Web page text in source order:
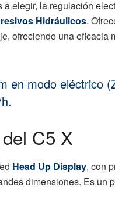
a elegir, la regulación
Hidráulicos.
ofreciendo una eficacia
en modo eléctrico
C5 X
Head Up Display, con
dimensiones. Es un